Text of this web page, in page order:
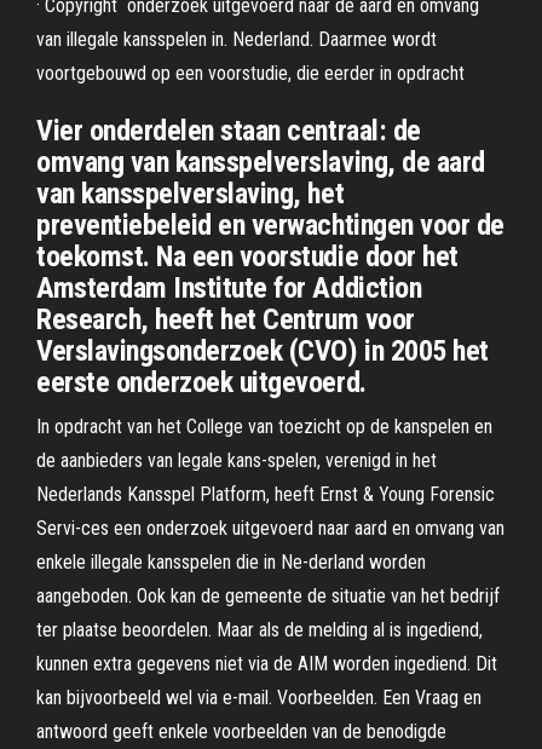
· Copyright onderzoek uitgevoerd naar de aard en omvang
van illegale kansspelen in. Nederland. Daarmee wordt
voortgebouwd op een voorstudie, die eerder in opdracht
Vier onderdelen staan centraal: de
omvang van kansspelverslaving, de aard
van kansspelverslaving, het
preventiebeleid en verwachtingen voor de
toekomst. Na een voorstudie door het
Amsterdam Institute for Addiction
Research, heeft het Centrum voor
Verslavingsonderzoek (CVO) in 2005 het
eerste onderzoek uitgevoerd.
In opdracht van het College van toezicht op de kanspelen en
de aanbieders van legale kans-spelen, verenigd in het
Nederlands Kansspel Platform, heeft Ernst & Young Forensic
Servi-ces een onderzoek uitgevoerd naar aard en omvang van
enkele illegale kansspelen die in Ne-derland worden
aangeboden. Ook kan de gemeente de situatie van het bedrijf
ter plaatse beoordelen. Maar als de melding al is ingediend,
kunnen extra gegevens niet via de AIM worden ingediend. Dit
kan bijvoorbeeld wel via e-mail. Voorbeelden. Een Vraag en
antwoord geeft enkele voorbeelden van de benodigde